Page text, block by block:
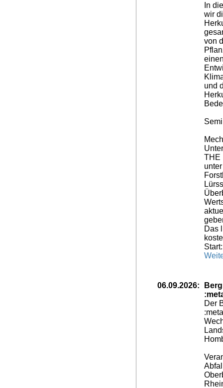
In
wir
von
und
THE
Das
06.09.2026:
Der